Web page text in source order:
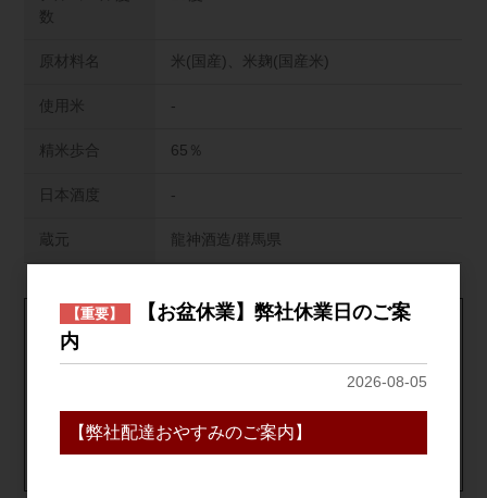
数
原材料名 米(国産)、米麹(国産米)
使用米 -
精米歩合 65％
日本酒度 -
蔵元 龍神酒造/群馬県
1個口につき､19,800円(税込)以上のご購入で送料無料！
※北海道･中国･四国･九州･沖縄･離島は対象外の為､送料が発生
※自社配送便は対象外
送料について詳しくはこちら
【重要】
【お盆休業】弊社休業日のご案
内
2026-08-05
【弊社配達おやすみのご案内】